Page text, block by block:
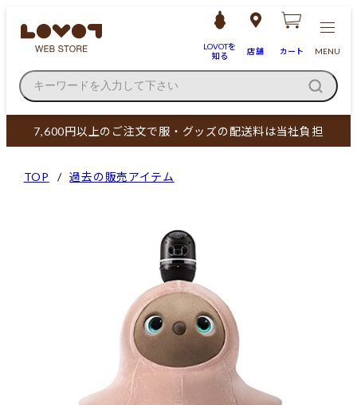
LOVOTを
知る
店舗 カート MENU
キーワードを入力して下さい
7,600円以上のご注文で服・グッズの配送料は当社負担
TOP 過去の販売アイテム